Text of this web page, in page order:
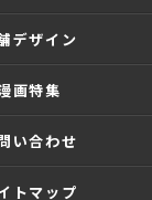
デザイン
画特集
い合わせ
トマップ